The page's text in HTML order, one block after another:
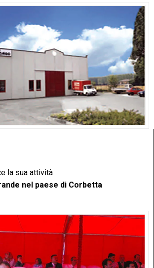
la sua attività
nel paese di Corbetta